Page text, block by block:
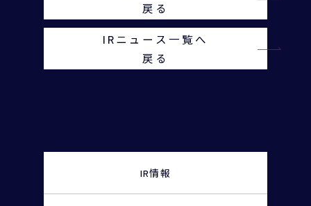
戻る
IRニュース一覧へ
戻る
IR情報